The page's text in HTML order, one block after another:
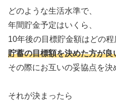
どのような生活水準で、
年間貯金予定はいくら、
10年後の目標貯金額はどの程
貯蓄の目標額を決めた方が良
その際にお互いの妥協点を決
それが決まったら